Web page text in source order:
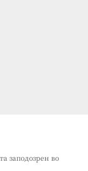
заподозрен во